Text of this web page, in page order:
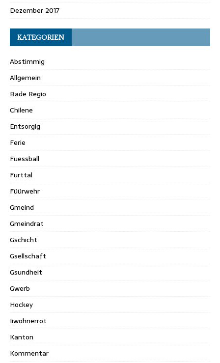
Dezember 2017
KATEGORIEN
Abstimmig
Allgemein
Bade Regio
Chilene
Entsorgig
Ferie
Fuessball
Furttal
Füürwehr
Gmeind
Gmeindrat
Gschicht
Gsellschaft
Gsundheit
Gwerb
Hockey
Iiwohnerrot
Kanton
Kommentar